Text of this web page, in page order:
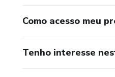
Como acesso meu
Tenho interesse